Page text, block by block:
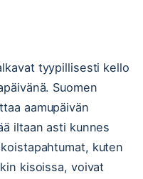
tyypillisesti kello
Suomen
aamupäivän
iltaan asti kunnes
kuten
kisoissa, voivat